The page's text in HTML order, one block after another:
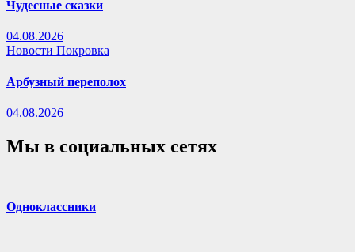
Чудесные сказки
04.08.2026
Новости Покровка
Арбузный переполох
04.08.2026
Мы в социальных сетях
Одноклассники